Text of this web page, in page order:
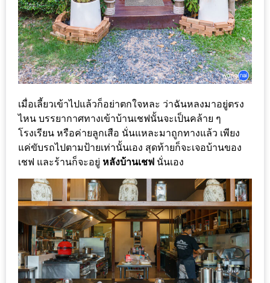
เทศกาล
เบียร์
ที่
ใหญ่
ที่สุด
โลก
กับ
โรง
แรม
ฮอ
เดย์
อินน์
เชียงใหม่
PANDA
เมื่อเลี้ยวเข้าไปแล้วก็อย่าตกใจหละ ว่าฉันหลงมาอยู่ตรง
ไหน บรรยากาศทางเข้าบ้านเชฟนั้นจะเป็นคล้าย ๆ
โรงเรียน หรือค่ายลูกเสือ นั่นแหละมาถูกทางแล้ว เพียง
แค่ขับรถไปตามป้ายเท่านั้นเอง สุดท้ายก็จะเจอบ้านของ
เชฟ และร้านก็จะอยู่ หลังบ้านเชฟ นั่นเอง